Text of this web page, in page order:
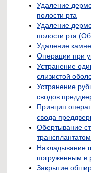
Удаление
полости рта
Удаление
полости рта
Удаление
Операции при
Устранение
слизистой
Устранение
сводов
Принцип
свода
Обертывание
трансплантатом
Накладывание
погруженным в
Закрытие